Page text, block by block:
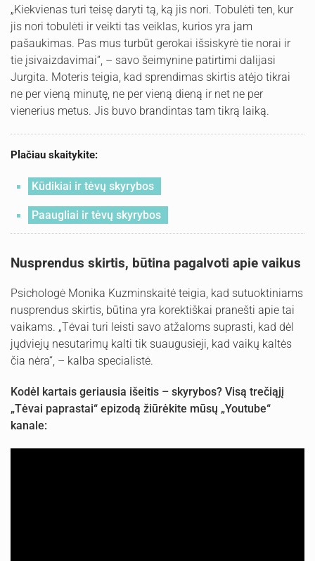
„Kiekvienas turi teisę daryti tą, ką jis nori. Tobulėti ten, kur
jis nori tobulėti ir veikti tas veiklas, kurios yra jam
pašaukimas. Pas mus turbūt gerokai išsiskyrė tie norai ir
tie įsivaizdavimai“, – savo šeimynine patirtimi dalijasi
Jurgita. Moteris teigia, kad sprendimas skirtis atėjo tikrai
ne per vieną minutę, ne per vieną dieną ir net ne per
vienerius metus. Jis buvo brandintas tam tikrą laiką.
Plačiau skaitykite:
Kūdikiai ir tėvų skyrybos
Paaugliai ir tėvų skyrybos
Nusprendus skirtis, būtina pagalvoti apie vaikus
Psichologė Monika Kuzminskaitė teigia, kad sutuoktiniams
nusprendus skirtis, būtina yra korektiškai pranešti apie tai
vaikams. „Tėvai turi leisti savo atžaloms suprasti, kad dėl
jųdviejų nesutarimų kalti tik suaugusieji, kad vaikų kaltės
čia nėra“, – kalba specialistė.
Kodėl kartais geriausia išeitis – skyrybos? Visą trečiąjį
„Tėvai paprastai“ epizodą žiūrėkite mūsų „Youtube“
kanale: